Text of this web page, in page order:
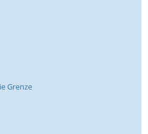
Grenze